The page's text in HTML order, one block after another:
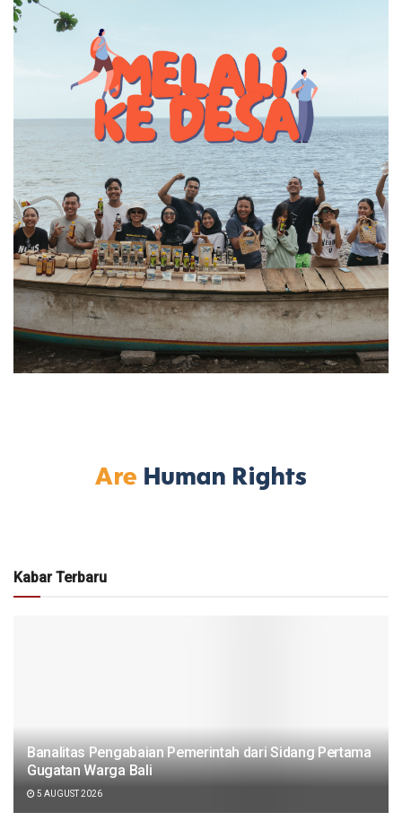
Kabar Terbaru
Banalitas Pengabaian Pemerintah dari Sidang Pertama
Gugatan Warga Bali
5 AUGUST 2026